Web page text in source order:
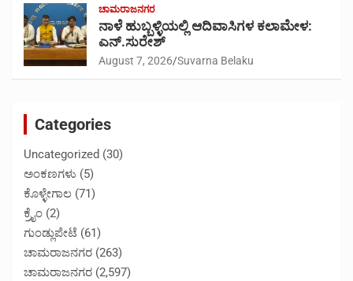
ಚಾಮರಾಜನಗರ
ನಾಳೆ ಹುಬ್ಬಳ್ಳಿಯಲ್ಲಿ ಆದಿವಾಸಿಗಳ ಕಲಾಮೇಳ:
ಎನ್.ಸುರೇಶ್
August 7, 2026 Suvarna Belaku
Categories
Uncategorized (30)
ಅಂಕಣಗಳು (5)
ಕೊಳ್ಳೇಗಾಲ (71)
ಕ್ರೈಂ (2)
ಗುಂಡ್ಲುಪೇಟೆ (61)
ಚಾಮರಾಜನಗರ (263)
ಚಾಮರಾಜನಗರ (2,597)